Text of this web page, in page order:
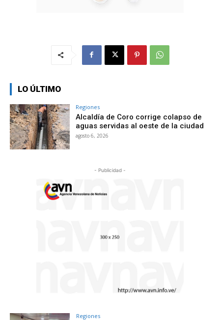
LO ÚLTIMO
Regiones
Alcaldía de Coro corrige colapso de
aguas servidas al oeste de la ciudad
agosto 6, 2026
- Publicidad -
Regiones